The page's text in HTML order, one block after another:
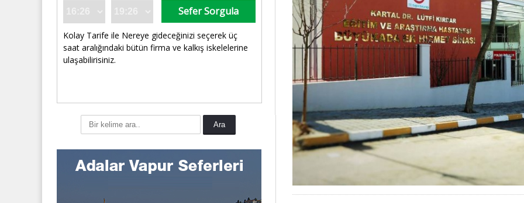
Sefer Sorgula
Kolay Tarife ile Nereye gideceğinizi seçerek üç
saat aralığındaki bütün firma ve kalkış iskelelerine
ulaşabilirisiniz.